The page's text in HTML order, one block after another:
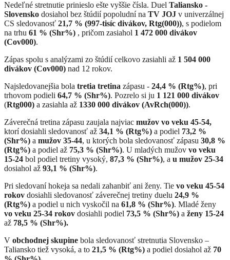
Nedeľné stretnutie prinieslo ešte vyššie čísla. Duel Taliansko -
Slovensko dosiahol bez štúdií popoludní na TV JOJ v univerzálnej
CS sledovanosť 21,7 % (997-tisíc divákov, Rtg(000)), s podielom
na trhu 61 % (Shr%) , pričom zasiahol 1 472 000 divákov
(Cov000).
Zápas spolu s analýzami zo štúdií celkovo zasiahli až 1 504 000
divákov (Cov000) nad 12 rokov.
Najsledovanejšia bola tretia tretina zápasu - 24,4 % (Rtg%), pri
trhovom podieli 64,7 % (Shr%). Pozrelo si ju 1 121 000 divákov
(Rtg000) a zasiahla až 1330 000 divákov (AvRch(000)).
Záverečná tretina zápasu zaujala najviac mužov vo veku 45-54,
ktorí dosiahli sledovanosť až 34,1 % (Rtg%) a podiel 73,2 %
(Shr%) a mužov 35-44, u ktorých bola sledovanosť zápasu 30,8 %
(Rtg%) a podiel až 75,3 % (Shr%). U mladých mužov vo veku
15-24 bol podiel tretiny vysoký, 87,3 % (Shr%), a u mužov 25-34
dosiahol až 93,1 % (Shr%).
Pri sledovaní hokeja sa nedali zahanbiť ani ženy. Tie vo veku 45-54
rokov dosiahli sledovanosť záverečnej tretiny duelu 24,9 %
(Rtg%) a podiel u nich vyskočil na 61,8 % (Shr%). Mladé ženy
vo veku 25-34 rokov dosiahli podiel 73,5 % (Shr%) a ženy 15-24
až 78,5 % (Shr%).
V obchodnej skupine bola sledovanosť stretnutia Slovensko –
Taliansko tiež vysoká, a to 21,5 % (Rtg%) a podiel dosiahol až 70